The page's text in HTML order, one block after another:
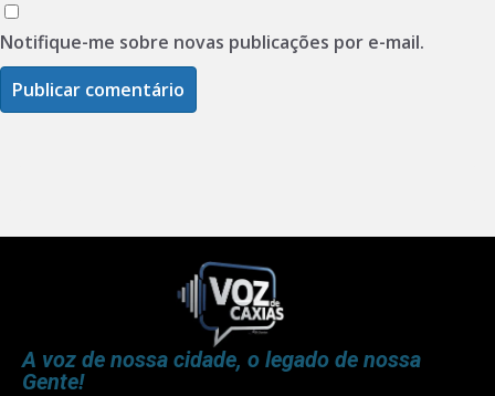
Notifique-me sobre novas publicações por e-mail.
A voz de nossa cidade, o legado de nossa
Gente!